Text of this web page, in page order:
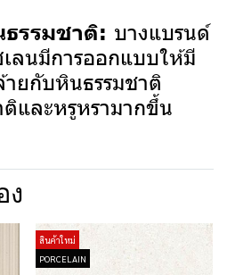
รรมชาติ: บางแบรนด์
ลนมีการออกแบบให้มี
ยกับหินธรรมชาติ
และหรูหรามากขึ้น
ง
สินค้าใหม่
PORCELAIN